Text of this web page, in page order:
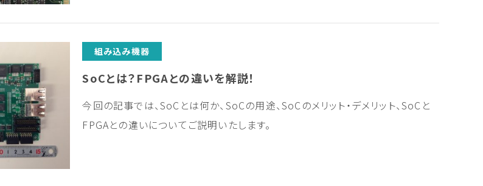
組み込み機器
SoCとは？FPGAとの違いを解説！
今回の記事では、SoCとは何か、SoCの用途、SoCのメリット・デメリット、SoCと
FPGAとの違いについてご説明いたします。